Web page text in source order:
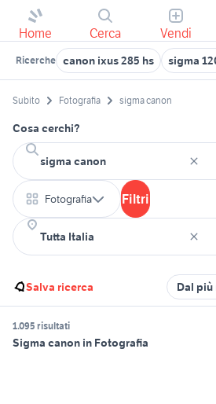
Home Cerca Vendi
Ricerche canon ixus 285 hs sigma
Subito Fotografia sigma canon
Cosa cerchi?
Fotografia Filtri
Salva ricerca Dal
1.095 risultati
Sigma canon in Fotografia